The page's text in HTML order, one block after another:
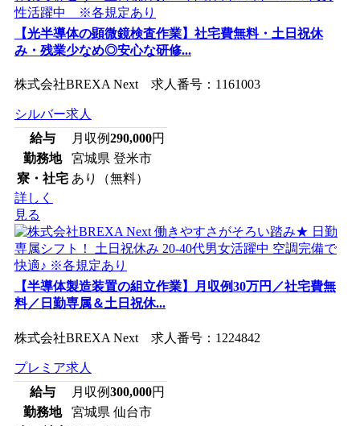
【光半導体の顕微鏡検査作業】社宅費無料・土日祝休
み・残業少なめ◎安心な研修...
株式会社BREXA Next 求人番号：1161003
シルバー求人
給与
月収例290,000円
勤務地
宮城県 登米市
寮・社宅 あり（無料）
詳しく
見る
【半導体製造装置の組立作業】月収例30万円／社宅費無
料／日勤専属＆土日祝休...
株式会社BREXA Next 求人番号：1224842
プレミア求人
給与
月収例300,000円
勤務地
宮城県 仙台市